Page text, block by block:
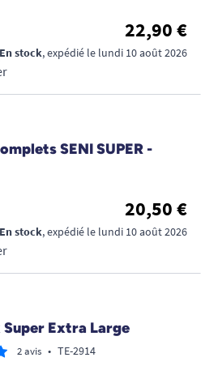
22,90 €
En stock, expédié le lundi 10 août 2026
SENI SUPER -
20,50 €
En stock, expédié le lundi 10 août 2026
Super Extra Large
2 avis • TE-2914